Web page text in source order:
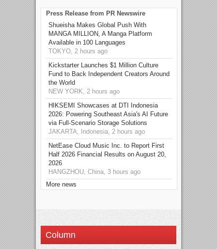
Press Release from PR Newswire
Shueisha Makes Global Push With
MANGA MILLION, A Manga Platform
Available in 100 Languages
TOKYO, 2 hours ago
Kickstarter Launches $1 Million Culture
Fund to Back Independent Creators Around
the World
NEW YORK, 2 hours ago
HIKSEMI Showcases at DTI Indonesia
2026: Powering Southeast Asia's AI Future
via Full‑Scenario Storage Solutions
JAKARTA, Indonesia, 2 hours ago
NetEase Cloud Music Inc. to Report First
Half 2026 Financial Results on August 20,
2026
HANGZHOU, China, 3 hours ago
More news
Column